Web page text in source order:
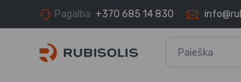
Pagalba +370 685 14 830